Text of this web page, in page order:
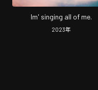
Im' singing all of me.
2023年